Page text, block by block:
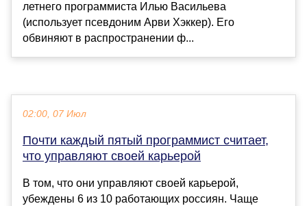
летнего программиста Илью Васильева
(использует псевдоним Арви Хэккер). Его
обвиняют в распространении ф...
02:00, 07 Июл
Почти каждый пятый программист считает,
что управляют своей карьерой
В том, что они управляют своей карьерой,
убеждены 6 из 10 работающих россиян. Чаще